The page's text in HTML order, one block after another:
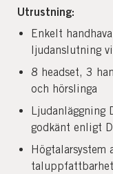
Utrustning:
Enkelt
ljudanslutning
8 headset, 3
och hörslinga
Ljudanläggning
godkänt enligt
Högtalarsystem
taluppfattbarhet